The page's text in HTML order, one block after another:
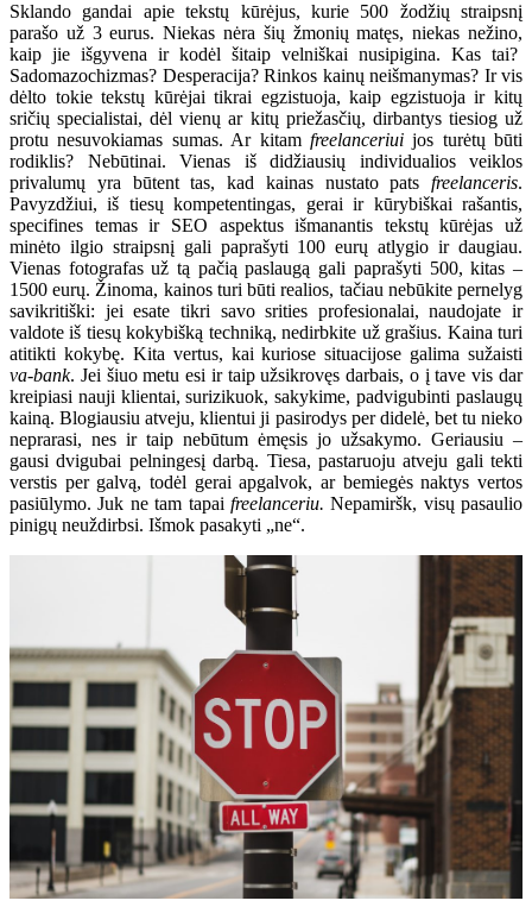
Sklando gandai apie tekstų kūrėjus, kurie 500 žodžių straipsnį
parašo už 3 eurus. Niekas nėra šių žmonių matęs, niekas nežino,
kaip jie išgyvena ir kodėl šitaip velniškai nusipigina. Kas tai?
Sadomazochizmas? Desperacija? Rinkos kainų neišmanymas? Ir vis
dėlto tokie tekstų kūrėjai tikrai egzistuoja, kaip egzistuoja ir kitų
sričių specialistai, dėl vienų ar kitų priežasčių, dirbantys tiesiog už
protu nesuvokiamas sumas. Ar kitam freelanceriuijos turėtų būti
rodiklis? Nebūtinai. Vienas iš didžiausių individualios veiklos
privalumų yra būtent tas, kad kainas nustato pats freelanceris.
Pavyzdžiui, iš tiesų kompetentingas, gerai ir kūrybiškai rašantis,
specifines temas ir SEO aspektus išmanantis tekstų kūrėjas už
minėto ilgio straipsnį gali paprašyti 100 eurų atlygio ir daugiau.
Vienas fotografas už tą pačią paslaugą gali paprašyti 500, kitas –
1500 eurų. Žinoma, kainos turi būti realios, tačiau nebūkite pernelyg
savikritiški: jei esate tikri savo srities profesionalai, naudojate ir
valdote iš tiesų kokybišką techniką, nedirbkite už grašius. Kaina turi
atitikti kokybę. Kita vertus, kai kuriose situacijose galima sužaisti
va-bank. Jei šiuo metu esi ir taip užsikrovęs darbais, o į tave vis dar
kreipiasi nauji klientai, surizikuok, sakykime, padvigubinti paslaugų
kainą. Blogiausiu atveju, klientui ji pasirodys per didelė, bet tu nieko
neprarasi, nes ir taip nebūtum ėmęsis jo užsakymo. Geriausiu –
gausi dvigubai pelningesį darbą. Tiesa, pastaruoju atveju gali tekti
verstis per galvą, todėl gerai apgalvok, ar bemiegės naktys vertos
pasiūlymo. Juk ne tam tapai freelanceriu. Nepamiršk, visų pasaulio
pinigų neuždirbsi. Išmok pasakyti „ne“.